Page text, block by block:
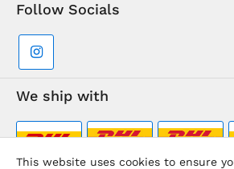
Follow Socials
We ship with
This website uses cookies to ensure